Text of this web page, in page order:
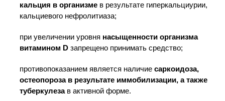
кальция в организмев результате гиперкальциурии,
кальциевого нефролитиаза;
при увеличении уровня насыщенности организма
витамином Dзапрещено принимать средство;
противопоказанием является наличие саркоидоза,
остеопороза в результате иммобилизации, а также
туберкулезав активной форме.